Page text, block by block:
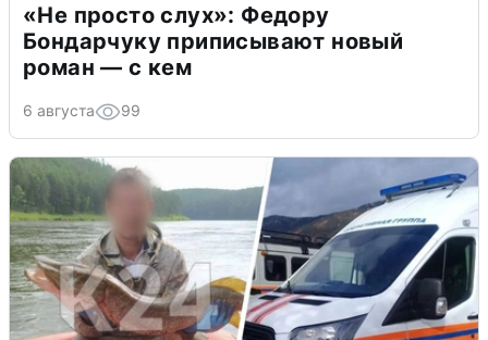
«Не просто слух»: Федору
Бондарчуку приписывают новый
роман — с кем
6 августа 99